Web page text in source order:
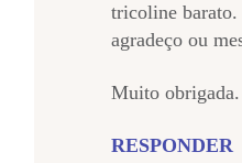
tricoline barato.
agradeço ou
Muito obrigada.
RESPONDER